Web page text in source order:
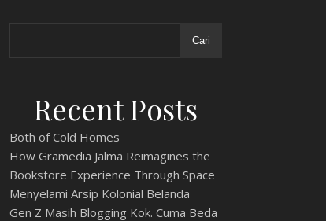
Cari
Recent Posts
Both of Cold Homes
How Gramedia Jalma Reimagines the
Bookstore Experience Through Space
Menyelami Arsip Kolonial Belanda
Gen Z Masih Blogging Kok. Cuma Beda